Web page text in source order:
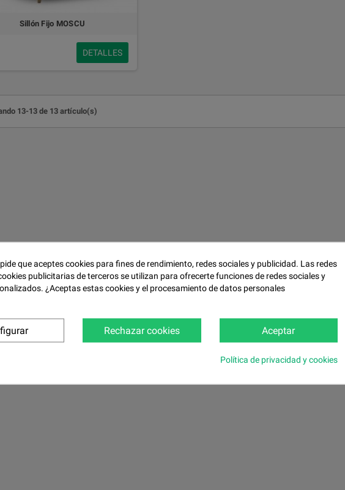
Sillón Fijo MOSCU
DETALLES
13-13 de 13 artículo(s)
que aceptes cookies para fines de rendimiento, redes sociales y publicidad. Las redes
publicitarias de terceros se utilizan para ofrecerte funciones de redes sociales y
¿Aceptas estas cookies y el procesamiento de datos personales
Aceptar
Rechazar cookies
Política de privacidad y cookies